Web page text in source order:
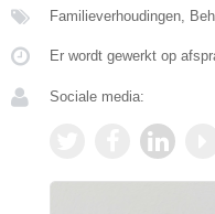
Familieverhoudingen,
Er wordt gewerkt op
Sociale media: